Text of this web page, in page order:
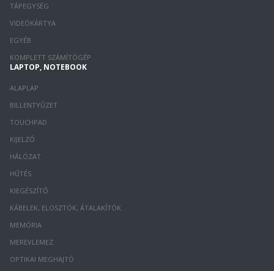
TÁPEGYSÉG
VIDEÓKÁRTYA
EGYÉB
KOMPLETT SZÁMÍTÓGÉP
LAPTOP, NOTEBOOK
ALAPLAP
BILLENTYŰZET
TOUCHPAD
KIJELZŐ
HÁLÓZAT
HŰTÉS
KIEGÉSZÍTŐ
KÁBELEK, ELOSZTÓK, ÁTALAKÍTÓK
MEMÓRIA
MEREVLEMEZ
OPTIKAI MEGHAJTÓ